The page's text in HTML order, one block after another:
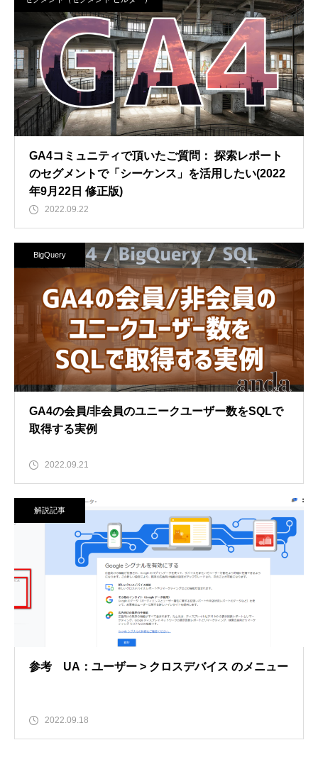
GA4コミュニティで頂いたご質問： 探索レポート
のセグメントで「シーケンス」を活用したい(2022
年9月22日 修正版)
2022.09.22
BigQuery
GA4の会員/非会員のユニークユーザー数をSQLで
取得する実例
2022.09.21
解説記事
参考 UA：ユーザー > クロスデバイス のメニュー
2022.09.18